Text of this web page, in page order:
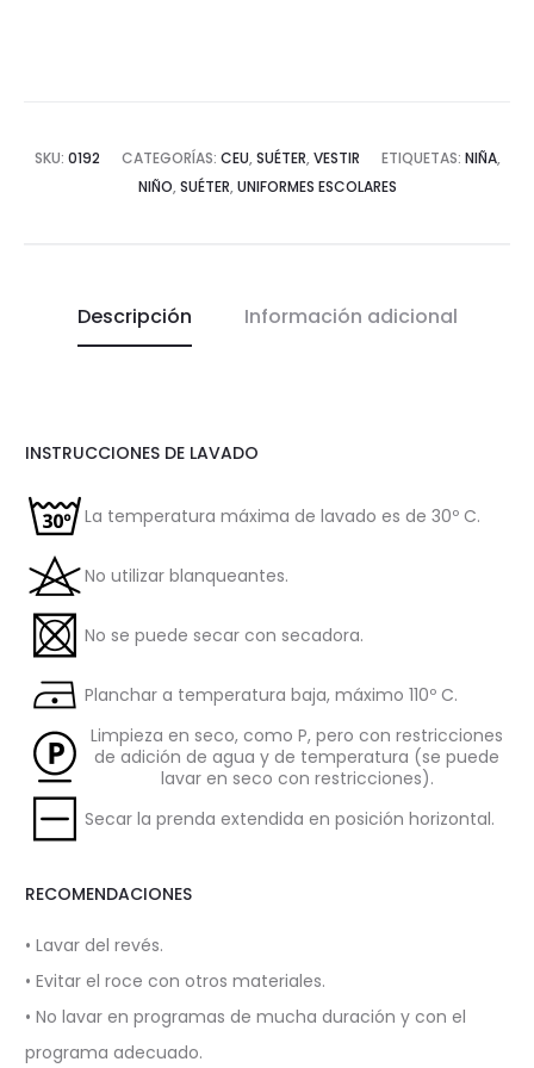
SKU: 0192 CATEGORÍAS: CEU, SUÉTER, VESTIR ETIQUETAS: NIÑA,
NIÑO, SUÉTER, UNIFORMES ESCOLARES
Descripción Información adicional
INSTRUCCIONES DE LAVADO
La temperatura máxima de lavado es de 30º C.
No utilizar blanqueantes.
No se puede secar con secadora.
Planchar a temperatura baja, máximo 110º C.
Limpieza en seco, como P, pero con restricciones
de adición de agua y de temperatura (se puede
lavar en seco con restricciones).
Secar la prenda extendida en posición horizontal.
RECOMENDACIONES
• Lavar del revés.
• Evitar el roce con otros materiales.
• No lavar en programas de mucha duración y con el
programa adecuado.